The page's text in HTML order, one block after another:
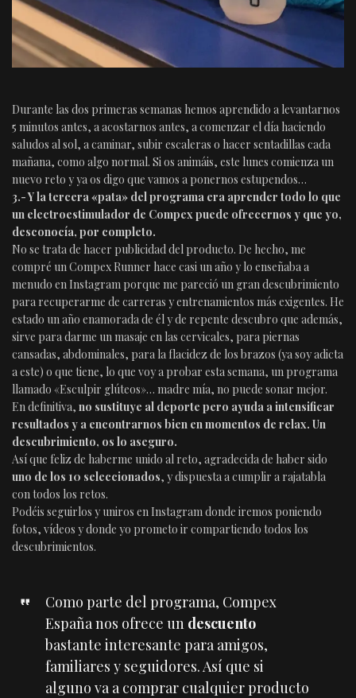
Durante las dos primeras semanas hemos aprendido a levantarnos
5 minutos antes, a acostarnos antes, a comenzar el día haciendo
saludos al sol, a caminar, subir escaleras o hacer sentadillas cada
mañana, como algo normal. Si os animáis, este lunes comienza un
nuevo reto y ya os digo que vamos a ponernos estupendos…
3.- Y la tercera «pata» del programa era aprender todo lo que
un electroestimulador de Compex puede ofrecernos y que yo,
desconocía, por completo.
No se trata de hacer publicidad del producto. De hecho, me
compré un Compex Runner hace casi un año y lo enseñaba a
menudo en Instagram porque me pareció un gran descubrimiento
para recuperarme de carreras y entrenamientos más exigentes. He
estado un año enamorada de él y de repente descubro que además,
sirve para darme un masaje en las cervicales, para piernas
cansadas, abdominales, para la flacidez de los brazos (ya soy adicta
a este) o que tiene, lo que voy a probar esta semana, un programa
llamado «Esculpir glúteos»… madre mía, no puede sonar mejor.
En definitiva, no sustituye al deporte pero ayuda a intensificar
resultados y a encontrarnos bien en momentos de relax. Un
descubrimiento, os lo aseguro.
Así que feliz de haberme unido al reto, agradecida de haber sido
uno de los 10 seleccionados, y dispuesta a cumplir a rajatabla
con todos los retos.
Podéis seguirlos y uniros en Instagram donde iremos poniendo
fotos, vídeos y donde yo prometo ir compartiendo todos los
descubrimientos.
Como parte del programa, Compex
España nos ofrece un descuento
bastante interesante para amigos,
familiares y seguidores. Así que si
alguno va a comprar cualquier producto